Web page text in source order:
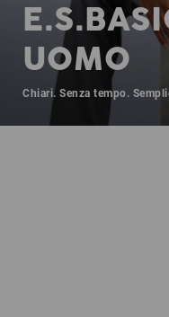
UOMO
Chiari. Senza tempo.